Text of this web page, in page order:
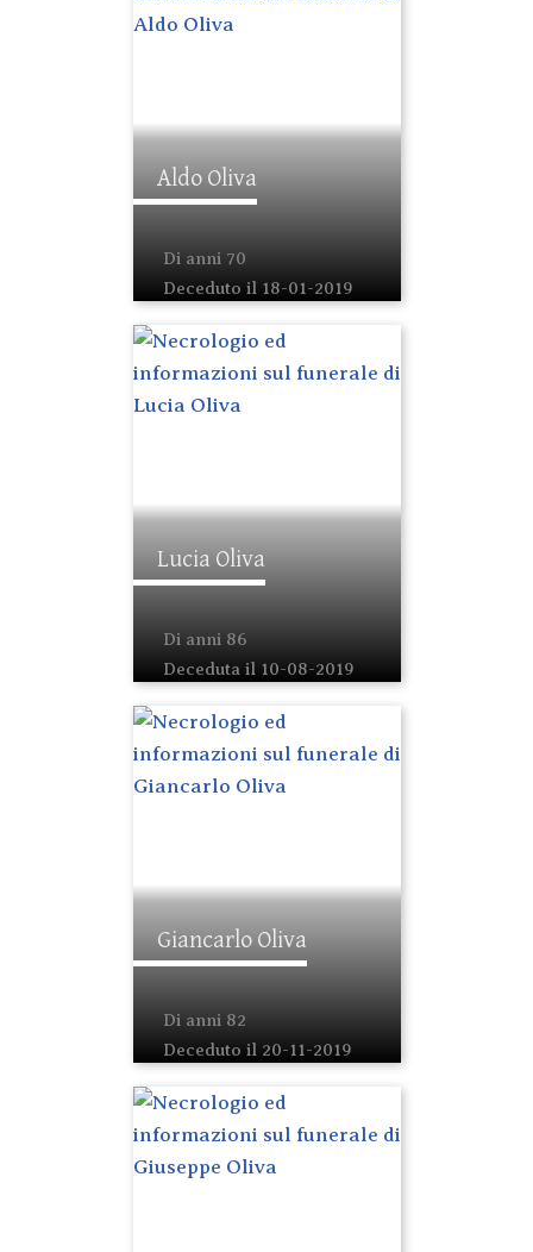
Aldo Oliva
Di anni 70
Deceduto il 18-01-2019
Lucia Oliva
Di anni 86
Deceduta il 10-08-2019
Giancarlo Oliva
Di anni 82
Deceduto il 20-11-2019